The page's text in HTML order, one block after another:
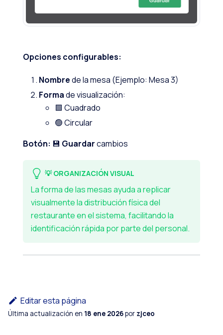
Opciones configurables:
Nombrede la mesa (Ejemplo: Mesa 3)
Formade visualización:
🟩 Cuadrado
🟢 Circular
Botón: 💾 Guardarcambios
💡 ORGANIZACIÓN VISUAL
La forma de las mesas ayuda a replicar
visualmente la distribución física del
restaurante en el sistema, facilitando la
identificación rápida por parte del personal.
Editar esta página
Última actualización en 18 ene 2026por zjceo